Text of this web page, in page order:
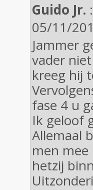
Guido Jr. :
05/11/
Jammer
vader
kreeg hij
fase 4 u
Ik geloof
Allemaal
men
hetzij